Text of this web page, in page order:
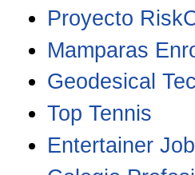
Proyecto
Mamparas
Geodesical
Top Tennis
Entertainer Job